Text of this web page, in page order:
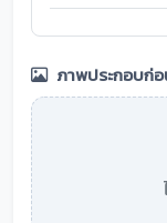
ภาพประกอบก่อ